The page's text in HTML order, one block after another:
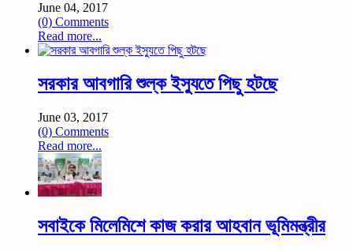
June 04, 2017
(0) Comments
Read more...
সরকার আবগারি শুল্ক ইস্যুতে পিছু হটছে
June 03, 2017
(0) Comments
Read more...
সবাইকে মিলেমিশে কাজ করার আহবান ভূমিমন্ত্রীর